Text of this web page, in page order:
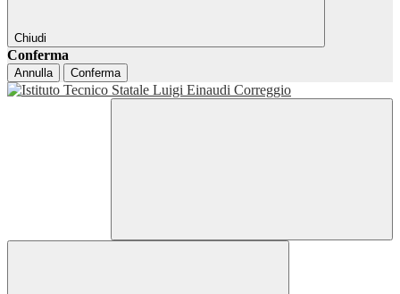
Chiudi
Conferma
Annulla Conferma